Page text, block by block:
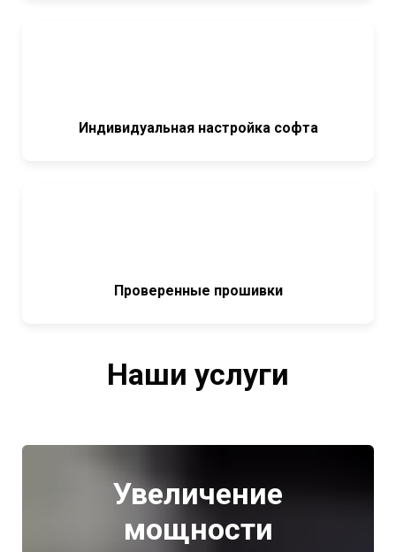
Индивидуальная настройка софта
Проверенные прошивки
Наши услуги
Увеличение
мощности